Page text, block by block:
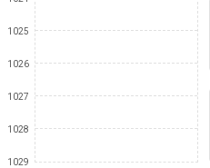
1025
1026
1027
1028
1029